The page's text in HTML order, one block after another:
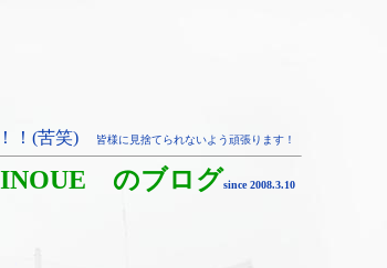
！(苦笑) 皆様に見捨てられないよう頑張ります！
INOUE のブログsince 2008.3.10